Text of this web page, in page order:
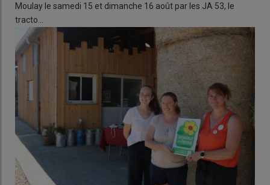
Moulay le samedi 15 et dimanche 16 août par les JA 53, le
tracto…